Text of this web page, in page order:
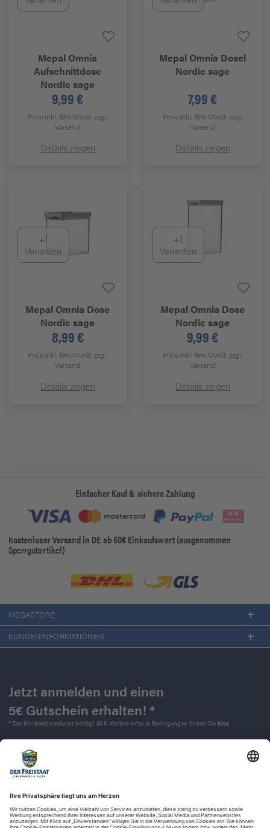
Mepal Omnia
Aufschnittdose
Nordic sage
9,99 €
Preis inkl. 19% MwSt.zzgl.
Versand
Details zeigen
Mepal Omnia Dosel
Nordic sage
7,99 €
Preis inkl. 19% MwSt.zzgl.
Versand
Details zeigen
+1
Varianten
Mepal Omnia Dose
Nordic sage
8,99 €
Preis inkl. 19% MwSt.zzgl.
Versand
Details zeigen
+1
Varianten
Mepal Omnia Dose
Nordic sage
9,99 €
Preis inkl. 19% MwSt.zzgl.
Versand
Details zeigen
Einfacher Kauf & sichere Zahlung
Kostenloser Versand in DE ab 50€ Einkaufswert (ausgenommen
Sperrgutartikel)
MEGASTORE
KUNDENINFORMATIONEN
Jetzt anmelden und einen
5€ Gutschein erhalten! *
* Der Mindestbestellwert beträgt 30 €. Weitere Infos & Bedingungen finden Sie hier